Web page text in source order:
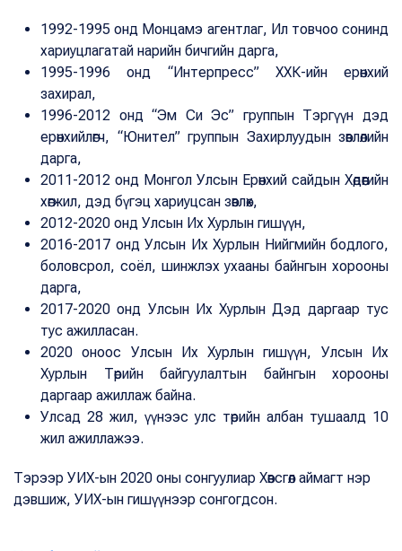
1992-1995 онд Монцамэ агентлаг, Ил товчоо сонинд
хариуцлагатай нарийн бичгийн дарга,
1995-1996 онд “Интерпресс” ХХК-ийн ерөнхий
захирал,
1996-2012 онд “Эм Си Эс” группын Тэргүүн дэд
ерөнхийлөгч, “Юнител” группын Захирлуудын зөвлөлийн
дарга,
2011-2012 онд Монгол Улсын Ерөнхий сайдын Хөдөөгийн
хөгжил, дэд бүгэц хариуцсан зөвлөх,
2012-2020 онд Улсын Их Хурлын гишүүн,
2016-2017 онд Улсын Их Хурлын Нийгмийн бодлого,
боловсрол, соёл, шинжлэх ухааны байнгын хорооны
дарга,
2017-2020 онд Улсын Их Хурлын Дэд даргаар тус
тус ажилласан.
2020 оноос Улсын Их Хурлын гишүүн, Улсын Их
Хурлын Төрийн байгуулалтын байнгын хорооны
даргаар ажиллаж байна.
Улсад 28 жил, үүнээс улс төрийн албан тушаалд 10
жил ажиллажээ.
Тэрээр УИХ-ын 2020 оны сонгуулиар Хөвсгөл аймагт нэр
дэвшиж, УИХ-ын гишүүнээр сонгогдсон.